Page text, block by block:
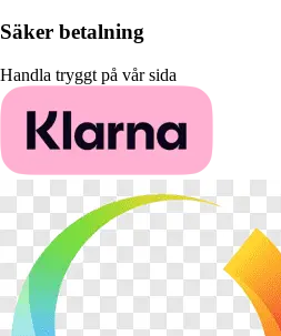
Säker betalning
Handla tryggt på vår sida